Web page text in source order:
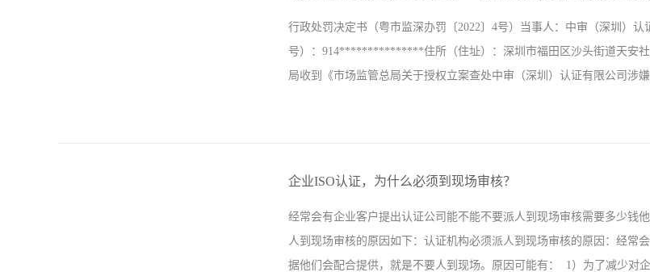
务水平，形成一批具有国际影响力的制度品牌和机构品牌；在推进专
验检测技术实现安全可控；在推进集约化整合方面，检验检测认证行业
善以法律规范为准绳、以行政监管为主导、以认可评价为约束、以行
信力明显提升。3.信息量很大！2022认证机构认可半年报发布日前，中
行政处罚决定书（粤市监深办罚〔2022〕4号）当事人：中审（深圳）
号）：914***************住所（住址）：深圳市福田区沙头街道天安社
局收到《市场监管总局关于授权立案查处中审（深圳）认证有限公司涉
认证证书（证书编号：49819IP01199ROS），并于2020年11月25日暂停
年12月23日为河南康辰机电技术服务有限公司颁发了知识产权管理体系
停期满日期为2021年6月23日,上述3个知识产权...
企业ISO认证，为什么必须到现场审核？
经常会有企业客户提出认证公司能不能不要派人到现场审核需要多少钱
人到现场审核的原因如下：认证机构必须派人到现场审核的原因：经常
据他们会配合提供，就是不要人到现场。原因可能有： 1）为了减少对